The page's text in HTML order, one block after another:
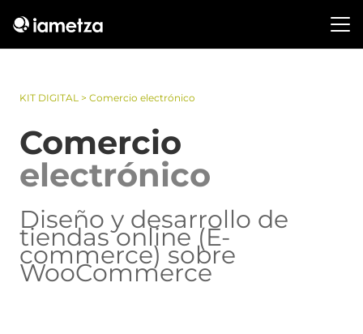
KIT DIGITAL > Comercio electrónico
Comercio
electrónico
Diseño y desarrollo de
tiendas online (E-
commerce) sobre
WooCommerce